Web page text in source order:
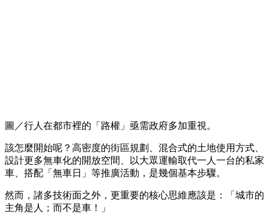
圖／行人在都市裡的「路權」亟需政府多加重視。
該怎麼開始呢？高密度的街區規劃、混合式的土地使用方式、
設計更多無車化的開放空間、以大眾運輸取代一人一台的私家
車、搭配「無車日」等推廣活動，是幾個基本步驟。
然而，諸多技術面之外，更重要的核心思維應該是：「城市的
主角是人；而不是車！」